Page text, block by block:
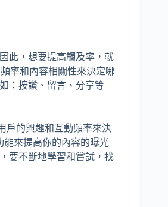
此，想要提高觸及率，就
率和內容相關性來決定哪
如：按讚、留言、分享等
戶的興趣和互動頻率來決
能來提高你的內容的曝光
要不斷地學習和嘗試，找